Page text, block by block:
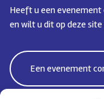
Heeft u een
en wilt u dit op deze site
Een evenement